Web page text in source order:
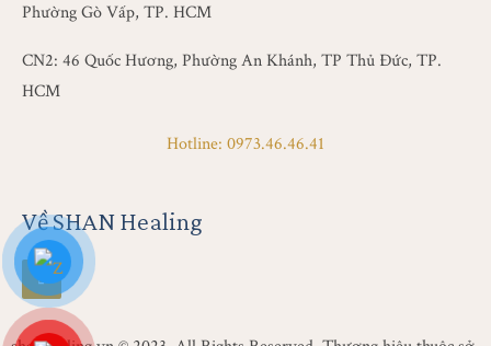
Phường Gò Vấp, TP. HCM
CN2: 46 Quốc Hương, Phường An Khánh, TP Thủ Đức, TP.
HCM
Hotline: 0973.46.46.41
Về SHAN Healing